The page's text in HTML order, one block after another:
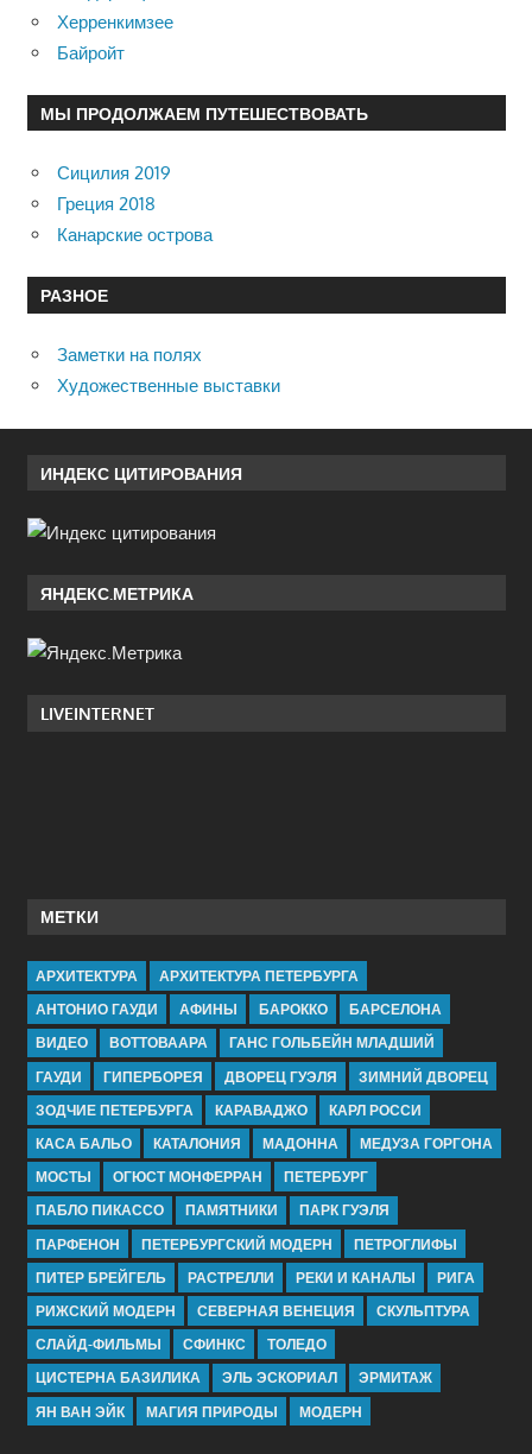
Херренкимзее
Байройт
МЫ ПРОДОЛЖАЕМ ПУТЕШЕСТВОВАТЬ
Сицилия 2019
Греция 2018
Канарские острова
РАЗНОЕ
Заметки на полях
Художественные выставки
ИНДЕКС ЦИТИРОВАНИЯ
ЯНДЕКС.МЕТРИКА
LIVEINTERNET
МЕТКИ
АРХИТЕКТУРА
АРХИТЕКТУРА ПЕТЕРБУРГА
АНТОНИО ГАУДИ
АФИНЫ БАРОККО
БАРСЕЛОНА
ВИДЕО
ВОТТОВААРА
ГАНС ГОЛЬБЕЙН МЛАДШИЙ
ГАУДИ
ГИПЕРБОРЕЯ ДВОРЕЦ ГУЭЛЯ
ЗИМНИЙ ДВОРЕЦ
ЗОДЧИЕ ПЕТЕРБУРГА
КАРАВАДЖО
КАРЛ РОССИ
КАСА БАЛЬО
КАТАЛОНИЯ МАДОННА
МЕДУЗА ГОРГОНА
МОСТЫ
ОГЮСТ МОНФЕРРАН
ПЕТЕРБУРГ
ПАБЛО ПИКАССО
ПАМЯТНИКИ
ПАРК ГУЭЛЯ
ПАРФЕНОН
ПЕТЕРБУРГСКИЙ МОДЕРН
ПЕТРОГЛИФЫ
ПИТЕР БРЕЙГЕЛЬ
РАСТРЕЛЛИ РЕКИ И КАНАЛЫ
РИГА
РИЖСКИЙ МОДЕРН
СЕВЕРНАЯ ВЕНЕЦИЯ
СКУЛЬПТУРА
СЛАЙД-ФИЛЬМЫ
СФИНКС
ТОЛЕДО
ЦИСТЕРНА БАЗИЛИКА
ЭЛЬ ЭСКОРИАЛ
ЭРМИТАЖ
ЯН ВАН ЭЙК
МАГИЯ ПРИРОДЫ МОДЕРН